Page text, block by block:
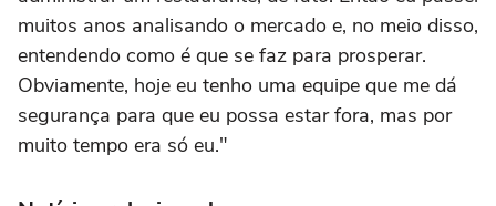
muitos anos analisando o mercado e, no meio disso,
entendendo como é que se faz para prosperar.
Obviamente, hoje eu tenho uma equipe que me dá
segurança para que eu possa estar fora, mas por
muito tempo era só eu."